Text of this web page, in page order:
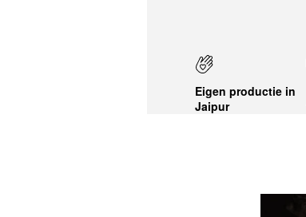
Eigen productie in
Jaipur